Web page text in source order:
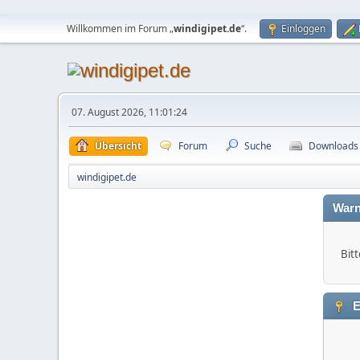
Willkommen im Forum „windigipet.de“. Einloggen
07. August 2026, 11:01:24
Übersicht Forum Suche Downloads
windigipet.de